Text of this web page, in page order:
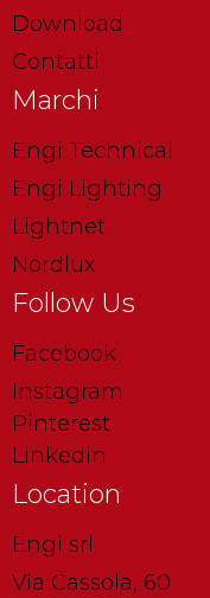
Download
Contatti
Marchi
Engi Technical
Engi Lighting
Lightnet
Nordlux
Follow Us
Facebook
Instagram
Pinterest
Linkedin
Location
Engi srl
Via Cassola, 60